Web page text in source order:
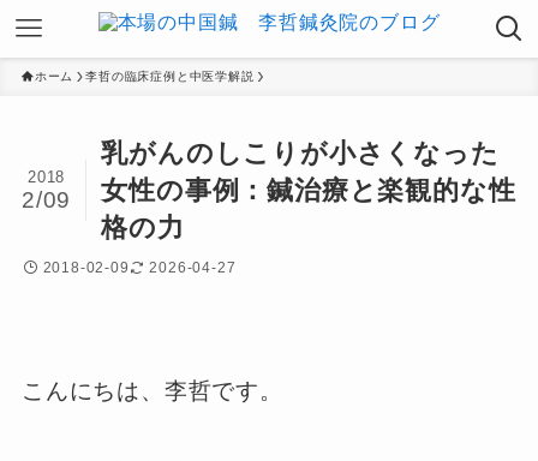
ホーム 李哲の臨床症例と中医学解説
乳がんのしこりが小さくなった
女性の事例：鍼治療と楽観的な性
格の力
2018
2/09
2018-02-09 2026-04-27
こんにちは、李哲です。